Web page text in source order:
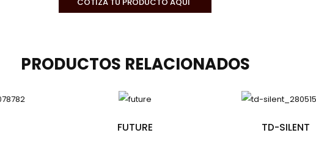
PRODUCTOS RELACIONADOS
FUTURE TD-SILENT